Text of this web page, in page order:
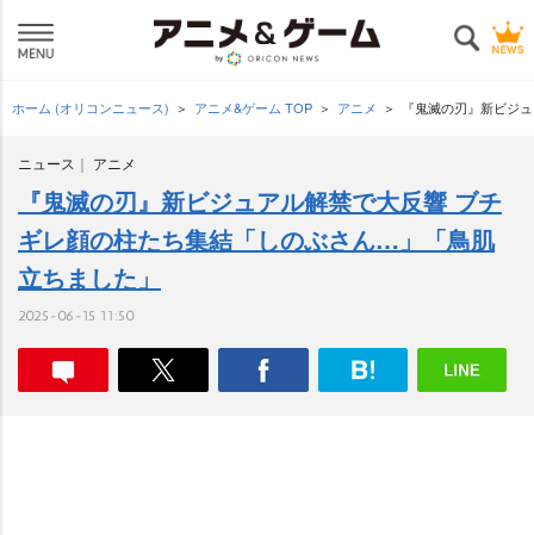
ホーム (オリコンニュース) アニメ&ゲーム TOP アニメ 『鬼滅の刃』新ビジ
ニュース アニメ
『鬼滅の刃』新ビジュアル解禁で大反響 ブチ
ギレ顔の柱たち集結「しのぶさん…」「鳥肌
立ちました」
2025-06-15 11:50